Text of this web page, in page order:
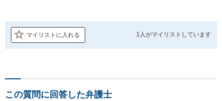
マイリストに入れる 1人がマイリストしています
この質問に回答した弁護士